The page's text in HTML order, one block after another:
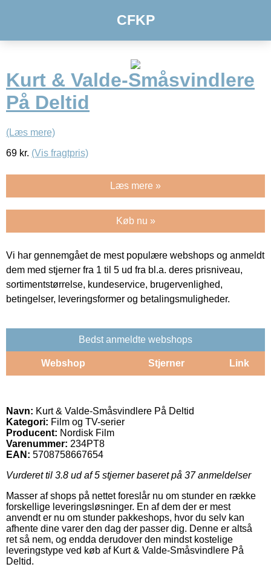
CFKP
Kurt & Valde-Småsvindlere
På Deltid
(Læs mere)
69 kr. (Vis fragtpris)
Læs mere »
Køb nu »
Vi har gennemgået de mest populære webshops og anmeldt
dem med stjerner fra 1 til 5 ud fra bl.a. deres prisniveau,
sortimentstørrelse, kundeservice, brugervenlighed,
betingelser, leveringsformer og betalingsmuligheder.
Bedst anmeldte webshops
Webshop Stjerner Link
Navn: Kurt & Valde-Småsvindlere På Deltid
Kategori: Film og TV-serier
Producent: Nordisk Film
Varenummer: 234PT8
EAN: 5708758667654
Vurderet til 3.8 ud af 5 stjerner baseret på 37anmeldelser
Masser af shops på nettet foreslår nu om stunder en række
forskellige leveringsløsninger. En af dem der er mest
anvendt er nu om stunder pakkeshops, hvor du selv kan
afhente dine varer den dag der passer dig. Denne er altså
ret så nem, og endda derudover den mindst kostelige
leveringstype ved køb af Kurt & Valde-Småsvindlere På
Deltid.